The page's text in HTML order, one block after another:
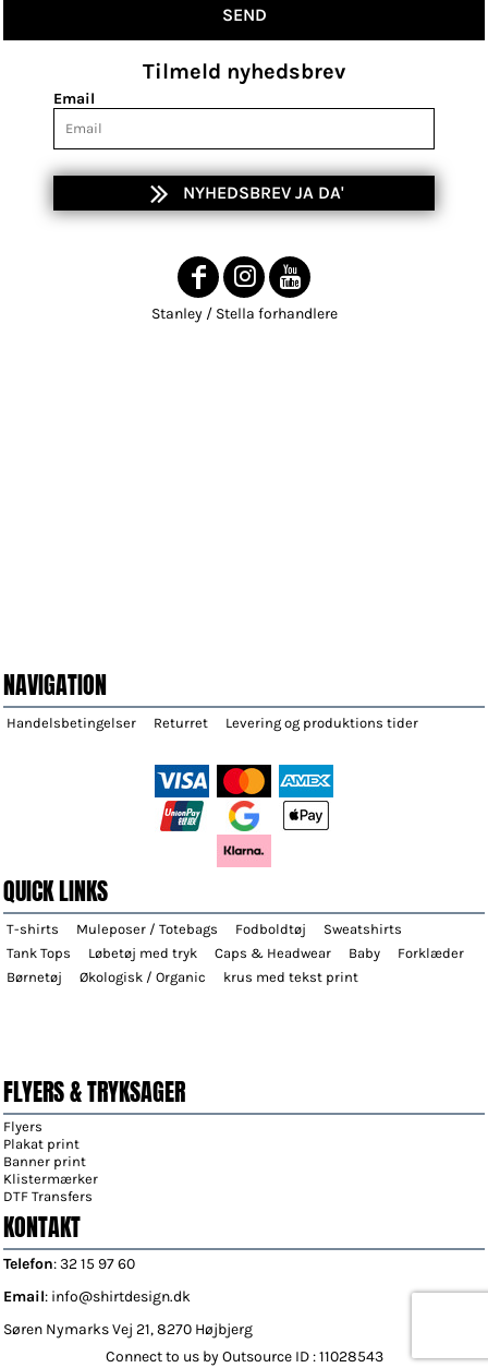
SEND
Tilmeld nyhedsbrev
Email
NYHEDSBREV JA DA'
Stanley / Stella forhandlere
NAVIGATION
Handelsbetingelser Returret Levering og produktions tider
QUICK LINKS
T-shirts Muleposer / Totebags Fodboldtøj
Sweatshirts
Tank Tops
Løbetøj med tryk Caps & Headwear Baby
Forklæder
Børnetøj
Økologisk / Organic krus med tekst print
FLYERS & TRYKSAGER
Flyers
Plakat print
Banner print
Klistermærker
DTF Transfers
KONTAKT
Telefon: 32 15 97 60
Email: info@shirtdesign.dk
Søren Nymarks Vej 21, 8270 Højbjerg
Connect to us by Outsource ID : 11028543